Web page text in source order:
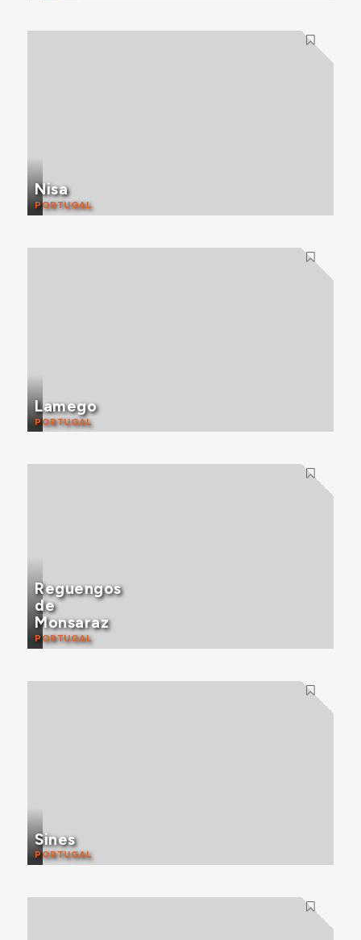
Nisa
PORTUGAL
Lamego
PORTUGAL
Reguengos
de
Monsaraz
PORTUGAL
Sines
PORTUGAL